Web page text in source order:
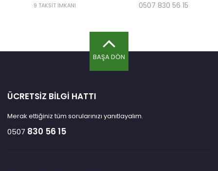
9 TAKSİT İMKANI
0507 830 56 15
BAŞA DÖN
ÜCRETSİZ BİLGİ HATTI
Merak ettiğiniz tüm sorularınızı yanıtlayalım.
0507 830 56 15